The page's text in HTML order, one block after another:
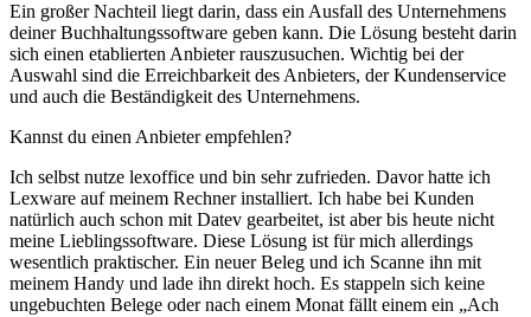
Ein großer Nachteil liegt darin, dass ein Ausfall des Unternehmens
deiner Buchhaltungssoftware geben kann. Die Lösung besteht darin
sich einen etablierten Anbieter rauszusuchen. Wichtig bei der
Auswahl sind die Erreichbarkeit des Anbieters, der Kundenservice
und auch die Beständigkeit des Unternehmens.
Kannst du einen Anbieter empfehlen?
Ich selbst nutze lexoffice und bin sehr zufrieden. Davor hatte ich
Lexware auf meinem Rechner installiert. Ich habe bei Kunden
natürlich auch schon mit Datev gearbeitet, ist aber bis heute nicht
meine Lieblingssoftware. Diese Lösung ist für mich allerdings
wesentlich praktischer. Ein neuer Beleg und ich Scanne ihn mit
meinem Handy und lade ihn direkt hoch. Es stappeln sich keine
ungebuchten Belege oder nach einem Monat fällt einem ein „Ach